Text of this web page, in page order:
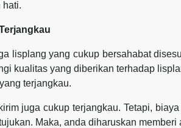
hati.
lisplang yang cukup bersahabat
kualitas yang diberikan terhadap
terjangkau.
juga cukup terjangkau. Tetapi,
Maka, anda diharuskan memberi